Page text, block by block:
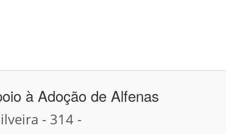
à Adoção de Alfenas
- 314 -